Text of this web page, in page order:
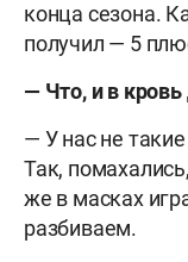
конца сезона.
получил — 5
— Что, и в кровь
— У нас не
Так,
же в масках
разбиваем.